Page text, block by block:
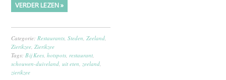
VERDER LEZEN »
Categorie:Restaurants,Steden,Zeeland,
Zierikzee,Zierikzee
Tags:Bij Kees,hotspots,restaurant,
schouwen-duiveland,uit eten,zeeland,
zierikzee